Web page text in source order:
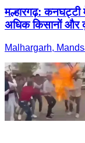
मल्हारगढ़:
अधिक किसानों और
Malhargarh,